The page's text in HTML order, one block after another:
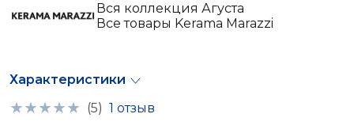
Вся коллекция Агуста
Все товары Kerama Marazzi
Характеристики
(5) 1 отзыв